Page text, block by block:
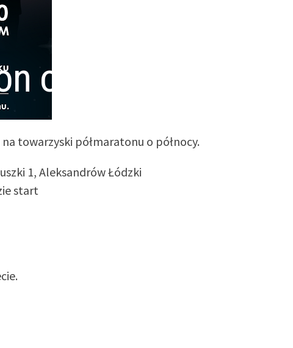
o Północy
towarzyski półmaratonu o północy.
1, Aleksandrów Łódzki
start